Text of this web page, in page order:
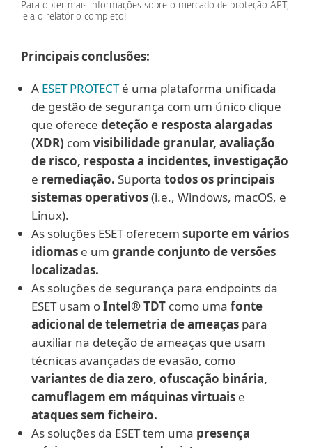
Para obter mais informações sobre o mercado de proteção APT,
leia o relatório completo!
Principais conclusões:
A ESET PROTECTé uma plataforma unificada
de gestão de segurança com um único clique
que oferece deteção e resposta alargadas
(XDR) com visibilidade granular, avaliação
de risco, resposta a incidentes, investigação
e remediação. Suporta todos os principais
sistemas operativos(i.e., Windows, macOS, e
Linux).
As soluções ESET oferecem suporte em vários
idiomas e um grande conjunto de versões
localizadas.
As soluções de segurança para endpoints da
ESET usam oIntel® TDT como uma fonte
adicional de telemetria de ameaças para
auxiliar na deteção de ameaças que usam
técnicas avançadas de evasão, como
variantes de dia zero, ofuscação binária,
camuflagem em máquinas virtuais e
ataques sem ficheiro.
As soluções da ESET tem uma presença